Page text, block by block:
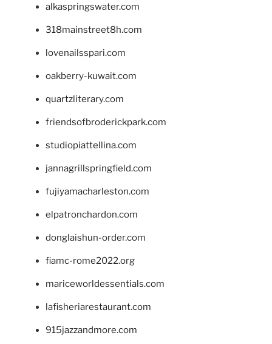
alkaspringswater.com
318mainstreet8h.com
lovenailsspari.com
oakberry-kuwait.com
quartzliterary.com
friendsofbroderickpark.com
studiopiattellina.com
jannagrillspringfield.com
fujiyamacharleston.com
elpatronchardon.com
donglaishun-order.com
fiamc-rome2022.org
mariceworldessentials.com
lafisheriarestaurant.com
915jazzandmore.com